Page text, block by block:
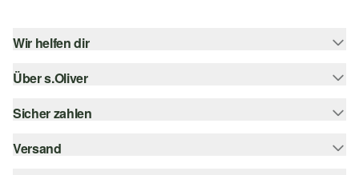
Wir helfen dir
Hilfe & FAQ
Größenberatung
Über s.Oliver
Newsletter
s.Oliver Card
Sicher zahlen
Rechnung
Versand